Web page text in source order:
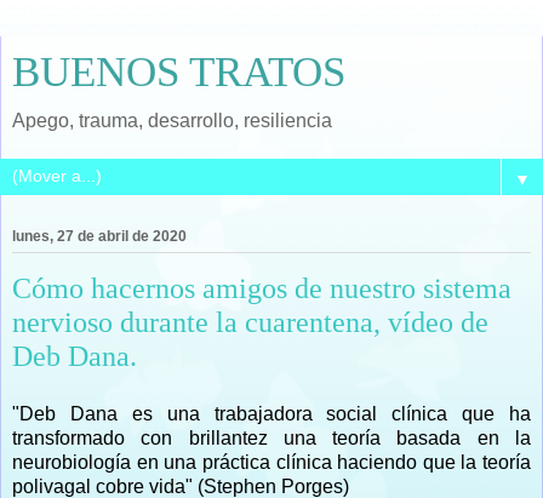
BUENOS TRATOS
Apego, trauma, desarrollo, resiliencia
▼
lunes, 27 de abril de 2020
Cómo hacernos amigos de nuestro sistema
nervioso durante la cuarentena, vídeo de
Deb Dana.
"Deb Dana es una trabajadora social clínica que ha
transformado con brillantez una teoría basada en la
neurobiología en una práctica clínica haciendo que la teoría
polivagal cobre vida" (Stephen Porges)